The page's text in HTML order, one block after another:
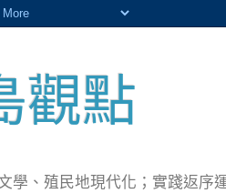
觀點
學、殖民地現代化；實踐返序